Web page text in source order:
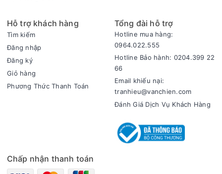
hút ẩm lên đến 16 lít/ngày (khi phòng có nhiệt độ là 30 độ C,
với độ ẩm là 80%).
- 4 chế độ: hút ẩm, khử mùi, lọc khí và sấy quần áo nhờ vào
tốc độ quạt tối đa cùng khả năng hút ẩm sẽ hút sạch hơi
nước trong quần áo, sấy khô quần áo nhanh chóng hơn, phục
vụ đa dạng các nhu cầu của bạn.
bạn dễ dàng vận hành và kiểm soát quá trình hoạt động.
Hỗ trợ khách hàng
Tìm kiếm
Đăng nhập
Đăng ký
Giỏ hàng
Phương Thức Thanh Toán
Tổng đài hỗ trợ
Hotline mua hàng:
0964.022.555
Hotline Bảo hành: 0204.399 22
66
Email khiếu nại:
tranhieu@vanchien.com
Đánh Giá Dịch Vụ Khách Hàng
Chấp nhận thanh toán